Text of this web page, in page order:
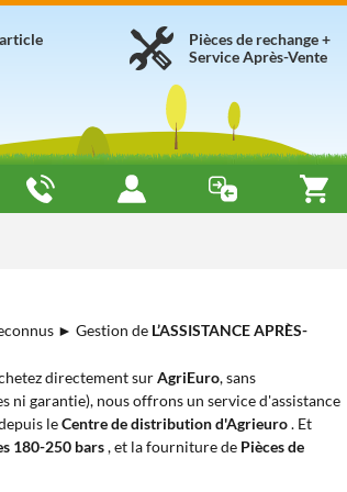
Pièces de rechange +
Service Après-Vente
► Gestion de L’ASSISTANCE APRÈS-
directement surAgriEuro, sans
ni garantie), nous offrons un service d'assistance
leCentre de distribution d'Agrieuro. Et
180-250 bars, et la fourniture de Pièces de